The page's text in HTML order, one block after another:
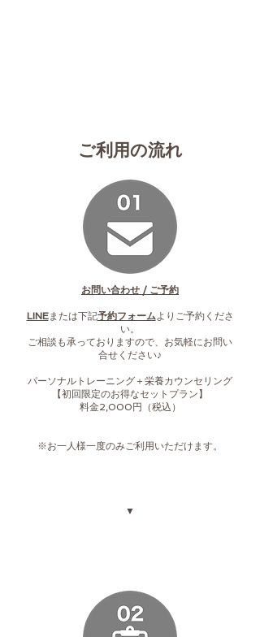
ご利用の流れ
お問い合わせ / ご予約
​LINEまたは下記予約フォームよりご予約くださ
い。
ご相談も承っておりますので、お気軽にお問い
合せください♪
パーソナルトレーニング＋栄養カウンセリング
【​初回限定のお得なセットプラン】
料金2,000円（税込）
※お一人様一度のみご利用いただけます。
▼